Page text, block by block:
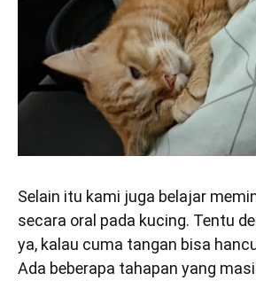
Selain itu kami juga belajar
secara oral pada kucing. Tentu
ya, kalau cuma tangan bisa
Ada beberapa tahapan yang